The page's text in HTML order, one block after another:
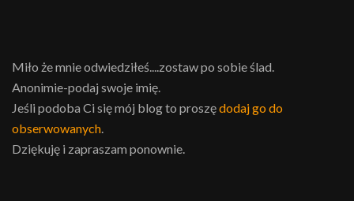
Miło że mnie odwiedziłeś....zostaw po sobie ślad.
Anonimie-podaj swoje imię.
Jeśli podoba Ci się mój blog to proszędodaj go do
obserwowanych
Dziękuję i zapraszam ponownie.